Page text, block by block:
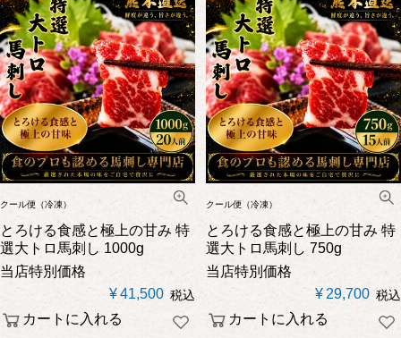
クール便（冷凍）
とろける食感と極上の甘み 特
選大トロ馬刺し 1000g
当店特別価格
¥41,500 税込
カートに入れる
クール便（冷凍）
とろける食感と極上の甘み 特
選大トロ馬刺し 750g
当店特別価格
¥ 29,700 税込
カートに入れる